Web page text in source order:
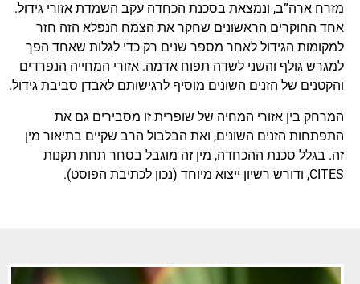
מזרח ארה”ב, ונמצאת בסכנת הכחדה עקב השמדת אזורי גידול.
אחד החוקרים הראשונים שחקר את הצמח הנפלא הזה חזר
למקומות הגידול לאחר מספר שנים רק כדי לגלות שאחד הפך
למגרש גולף והשני לשדה תפוח אדמה. אזורי המחייה הנפרדים
והקטנים של הזנים השונים מוסיף לרגישותם לאבדן סביבת גידול.
המרחק בין אזורי המחיה של שופרית זו מסבירים גם את
התפתחות הזנים השונים, ואת הבלבול הרב שקיים בתיאור מין
זה. בגלל סכנת ההכחדה, מין זה מוגבל בסחר תחת תקנות
CITES, ודורש רשיון ייצוא מיוחד (נכון לכתיבת הפוסט).